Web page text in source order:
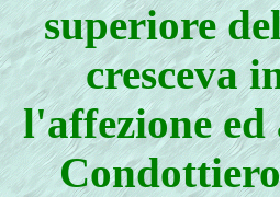
superiore
cresceva
l'affezione ed